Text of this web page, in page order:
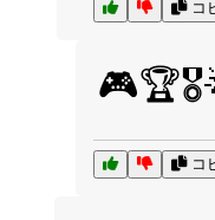
コ
コ